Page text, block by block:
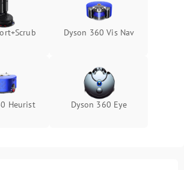
Dyson 360 Vis Nav
Heurist Dyson 360 Eye